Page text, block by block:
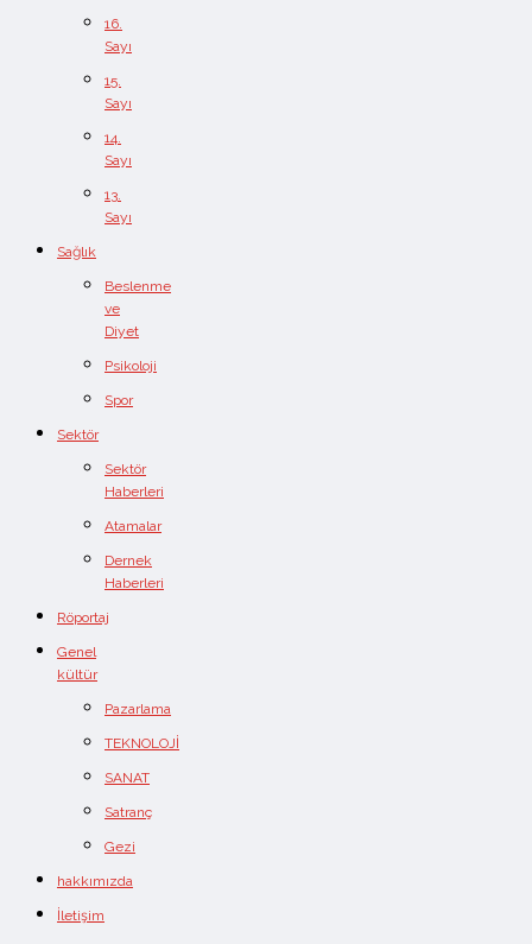
16.
Sayı
15.
Sayı
14.
Sayı
13.
Sayı
Sağlık
Beslenme
ve
Diyet
Psikoloji
Spor
Sektör
Sektör
Haberleri
Atamalar
Dernek
Haberleri
Röportaj
Genel
kültür
Pazarlama
TEKNOLOJİ
SANAT
Satranç
Gezi
hakkımızda
İletişim